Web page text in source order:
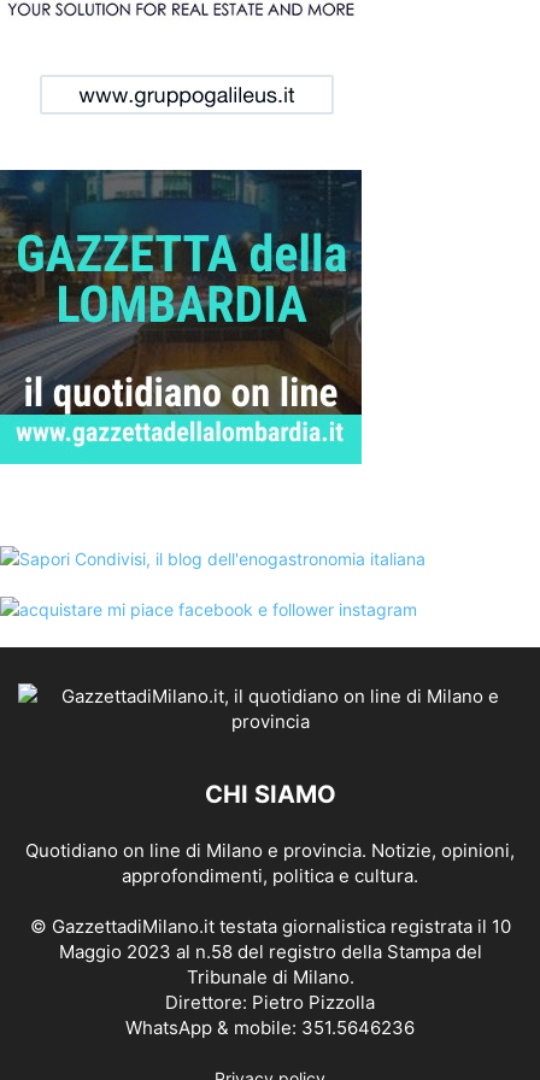
CHI SIAMO
Quotidiano on line di Milano e provincia. Notizie, opinioni,
approfondimenti, politica e cultura.
© GazzettadiMilano.it testata giornalistica registrata il 10
Maggio 2023 al n.58 del registro della Stampa del
Tribunale di Milano.
Direttore: Pietro Pizzolla
WhatsApp & mobile: 351.5646236